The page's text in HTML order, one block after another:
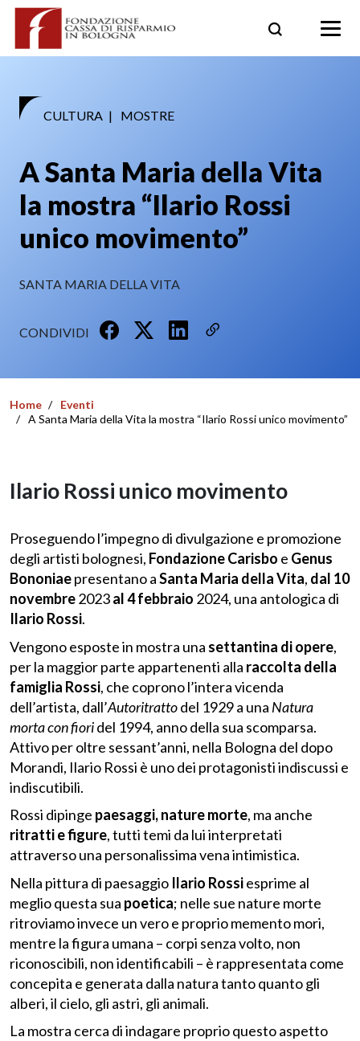
Skip
CULTURA | MOSTRE
A Santa Maria della Vita
la mostra “Ilario Rossi
unico movimento”
SANTA MARIA DELLA VITA
CONDIVIDI
Home
Eventi
A Santa Maria della Vita la mostra “Ilario Rossi unico movimento”
Ilario Rossi unico movimento
Proseguendo l’impegno di divulgazione e promozione
degli artisti bolognesi, Fondazione Carisbo e Genus
Bononiaepresentano aSanta Maria della Vita, dal 10
novembre2023al 4 febbraio 2024, una antologica di
Ilario Rossi.
Vengono esposte in mostra una settantina di opere,
per la maggior parte appartenenti alla raccolta della
famiglia Rossi, che coprono l’intera vicenda
dell’artista, dall’Autoritrattodel 1929 a una Natura
morta con fioridel 1994, anno della sua scomparsa.
Attivo per oltre sessant’anni, nella Bologna del dopo
Morandi, Ilario Rossi è uno dei protagonisti indiscussi e
indiscutibili.
Rossi dipinge paesaggi, nature morte, ma anche
ritratti e figure, tutti temi da lui interpretati
attraverso una personalissima vena intimistica.
Nella pittura di paesaggio Ilario Rossiesprime al
meglio questa sua poetica; nelle sue nature morte
ritroviamo invece un vero e proprio memento mori,
mentre la figura umana – corpi senza volto, non
riconoscibili, non identificabili – è rappresentata come
concepita e generata dalla natura tanto quanto gli
alberi, il cielo, gli astri, gli animali.
La mostra cerca di indagare proprio questo aspetto